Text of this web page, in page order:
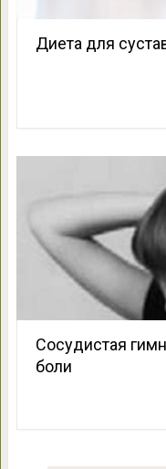
Диета для
Сосудистая
боли